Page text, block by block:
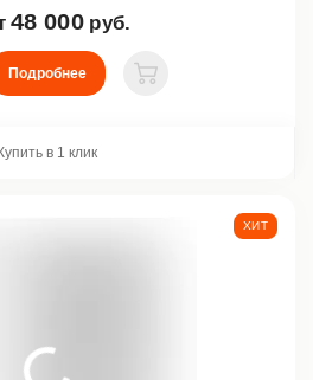
48 000 руб.
Подробнее
В корзину
в 1 клик
ХИТ